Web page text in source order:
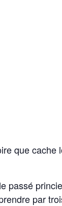
que cache
passé
par